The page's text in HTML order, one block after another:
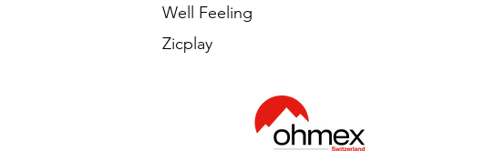
Well Feeling
Zicplay